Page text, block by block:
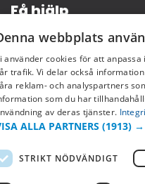
Få hjälp
Köpvillkor
Leverans & betalning
Returer & byten
Vanliga frågor
Om oss
Företagsinformation
webbplats
använder cookies för att
trafik. Vi delar också
reklam- och analyspartners
som du har
av deras tjänster.
ALLA PARTNERS (1913) →
STRIKT NÖDVÄNDIGT